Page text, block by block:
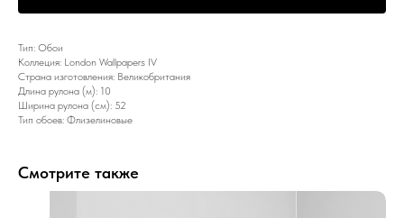
Тип: Обои
Коллеция: London Wallpapers IV
Страна изготовления: Великобритания
Длина рулона (м): 10
Ширина рулона (см): 52
Тип обоев: Флизелиновые
Смотрите также